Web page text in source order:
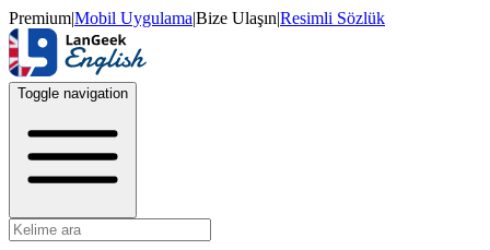
Premium|Mobil Uygulama|Bize Ulaşın|Resimli Sözlük
Toggle navigation